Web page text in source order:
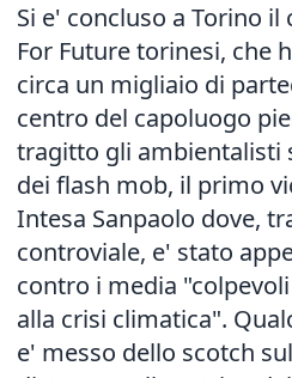
Si e' concluso a Torino il
For Future torinesi, che
circa un migliaio di
centro del capoluogo
tragitto gli ambientalisti
dei flash mob, il primo
Intesa Sanpaolo dove,
controviale, e' stato
contro i media
alla crisi climatica".
e' messo dello scotch